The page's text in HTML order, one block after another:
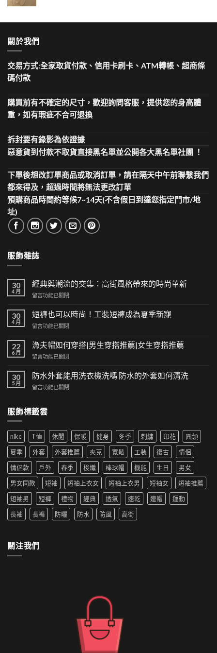
關於我們
交易方式:全家取貨付款、信用卡刷卡、ATM轉帳、超商條
碼付款
購買前有不確定的尺寸，歡迎詢問客服，提供您的身高體
重，如有瑕疵不合可退換
拆封要有錄影為依證據
惡意貨到付款不取貨直接黑名單並公開各大黑名單社團 ！
下單後想改訂單商品或取消訂單，請在隔天中午前聯繫我們
都來得及，超過時間將無法更改訂單
預購商品時間約等候7~14天(不含假日到達您指定門市/地
址)
服飾雜誌
30
4 月
經典與潮流的交集：高街風格帶來的時尚革新
在
典
與
潮
的
交
集：
街
風
來
尚
革
新〉
中
留言功能已關閉
30
4 月
短褲也可以時尚！工裝短褲成為夏季新寵
在
褲
也
可
時
尚！
工
短
褲
為
夏
季
新
寵〉
中
留言功能已關閉
22
6 月
漁夫帽如何穿搭|男生穿搭推薦|女生穿搭推薦
在
夫
帽
如
搭|
生
穿
搭
推
薦|
女
生
穿
推
薦〉
中
留言功能已關閉
30
5 月
防水外套能用洗衣機洗嗎 防水的外套如何清洗
在
外
用
洗
衣
機
嗎
防
水
的
外
套
清
洗〉
留言功能已關閉
服飾標籤雲
nike T恤 休閒 保暖 健身 冬季 刺繡 印花
圓領
夏季
外套 外套推薦 夾克 寬鬆 工裝 復古
情侶
情侶款
戶外 春季 梭織 棒球帽 機能 生日
男女
男女同款
短袖 短袖上衣女 短袖上衣男 短袖女
短袖推薦
短袖男
短褲 禮物 經典 透氣 速乾 連帽
運動
長袖
長褲 防曬 防水 防風 高街
關注我們